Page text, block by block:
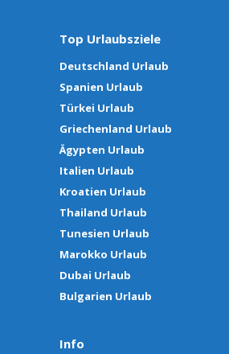
Top Urlaubsziele
Deutschland Urlaub
Spanien Urlaub
Türkei Urlaub
Griechenland Urlaub
Ägypten Urlaub
Italien Urlaub
Kroatien Urlaub
Thailand Urlaub
Tunesien Urlaub
Marokko Urlaub
Dubai Urlaub
Bulgarien Urlaub
Info